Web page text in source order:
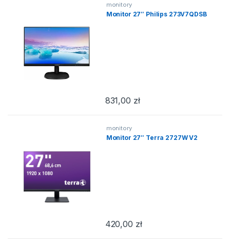
monitory
Monitor 27″ Philips 273V7QDSB
831,00 zł
monitory
Monitor 27″ Terra 2727W V2
420,00 zł